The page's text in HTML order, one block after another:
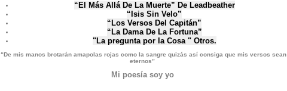
“El Más Allá De La Muerte” De Leadbeather
“Isis Sin Velo”
“Los Versos Del Capitán”
“La Dama De La Fortuna”
"La pregunta por la Cosa " Otros.
“De mis manos brotarán amapolas rojas como la sangre quizás así consiga que mis versos sean
eternos”
Mi poesía soy yo